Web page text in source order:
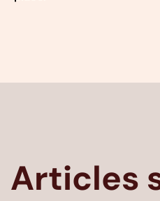
Articles